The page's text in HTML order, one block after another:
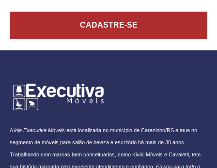
CADASTRE-SE
Aloja Executiva Móveis está localizada no município de Carazinho/RS e atua no
segmento de móveis para salão de beleza e escritório há mais de 30 anos.
Trabalhando com marcas bem conceituadas, como Kixiki Móveis e Cavaletti, tem
sua história marcada pelo excelente atendimento e confiança. Envios para todo o